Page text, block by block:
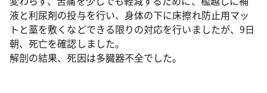
液と利尿剤の投与を行い、身体の下に床擦れ防止用マッ
トと藁を敷くなどできる限りの対応を行いましたが、9日
朝、死亡を確認しました。
解剖の結果、死因は多臓器不全でした。